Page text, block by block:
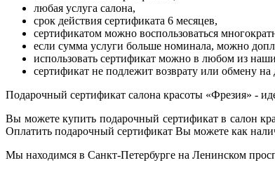
любая услуга салона,
срок действия сертификата 6 месяцев,
сертификатом можно воспользоваться
если сумма услуги больше номинала, можно
использовать сертификат можно в любом из
сертификат не подлежит возврату или обмену на
Подарочный сертификат салона красоты «Фрезия» -
Вы можете купить подарочный сертификат в салон
Оплатить подарочный сертификат Вы можете как
Мы находимся в Санкт-Петербурге на Ленинском